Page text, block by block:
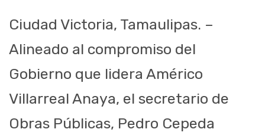
Ciudad Victoria, Tamaulipas. –
Alineado al compromiso del
Gobierno que lidera Américo
Villarreal Anaya, el secretario de
Obras Públicas, Pedro Cepeda